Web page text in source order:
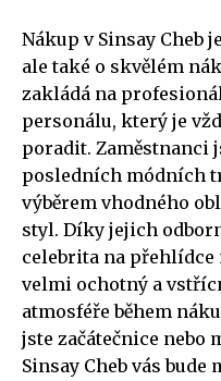
Nákup v Sinsay Cheb
ale také o skvělém
zakládá na
personálu, který je
poradit. Zaměstnanci
posledních módních
výběrem vhodného
styl. Díky jejich
celebrita na přehlídce
velmi ochotný a
atmosféře během
jste začátečnice nebo
Sinsay Cheb vás